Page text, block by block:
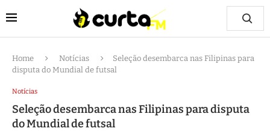
Home Notícias
Seleção desembarca nas Filipinas para
disputa do Mundial de futsal
Notícias
Seleção desembarca nas Filipinas para disputa
do Mundial de futsal